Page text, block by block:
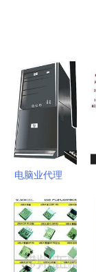
电脑业代理
现商业价值
提升？这不
仅是一项服